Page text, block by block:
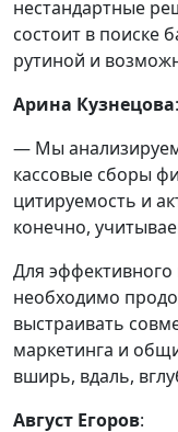
нестандартные
состоит в поиске
рутиной и
Арина Кузнецова:
— Мы
кассовые сборы
цитируемость и
конечно,
Для
необходимо
выстраивать
маркетинга и
вширь, вдаль,
Август Егоров: